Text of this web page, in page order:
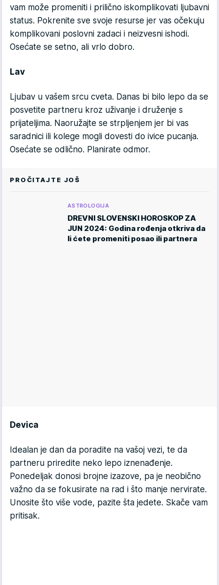
vam može promeniti i prilično iskomplikovati ljubavni
status. Pokrenite sve svoje resurse jer vas očekuju
komplikovani poslovni zadaci i neizvesni ishodi.
Osećate se setno, ali vrlo dobro.
Lav
Ljubav u vašem srcu cveta. Danas bi bilo lepo da se
posvetite partneru kroz uživanje i druženje s
prijateljima. Naoružajte se strpljenjem jer bi vas
saradnici ili kolege mogli dovesti do ivice pucanja.
Osećate se odlično. Planirate odmor.
PROČITAJTE JOŠ
ASTROLOGIJA
DREVNI SLOVENSKI HOROSKOP ZA
JUN 2024: Godina rođenja otkriva da
li ćete promeniti posao ili partnera
Devica
Idealan je dan da poradite na vašoj vezi, te da
partneru priredite neko lepo iznenađenje.
Ponedeljak donosi brojne izazove, pa je neobično
važno da se fokusirate na rad i što manje nervirate.
Unosite što više vode, pazite šta jedete. Skače vam
pritisak.